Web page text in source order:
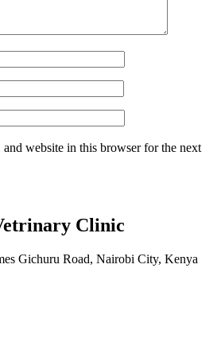
and website in this browser for the next
Clinic
Gichuru Road, Nairobi City, Kenya